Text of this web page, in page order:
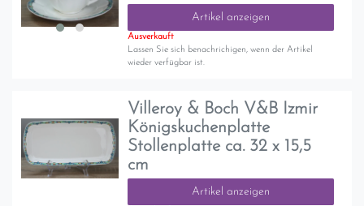
Artikel anzeigen
Ausverkauft
Lassen Sie sich benachrichigen, wenn der Artikel
wieder verfügbar ist.
Villeroy & Boch V&B Izmir
Königskuchenplatte
Stollenplatte ca. 32 x 15,5
cm
Artikel anzeigen